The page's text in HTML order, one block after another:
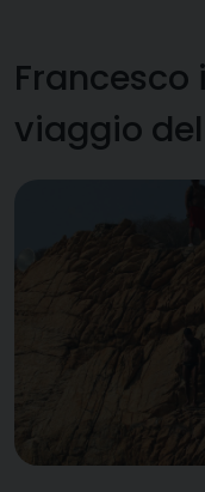
Francesco
viaggio